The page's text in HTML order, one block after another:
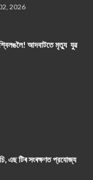
2026
শ্বিলঙলৈ! আদবাটতে মৃত্যু যুৱ
এছ টিৰ সংৰক্ষণত প্রযোজ্য